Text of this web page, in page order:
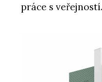
práce s veřejností.